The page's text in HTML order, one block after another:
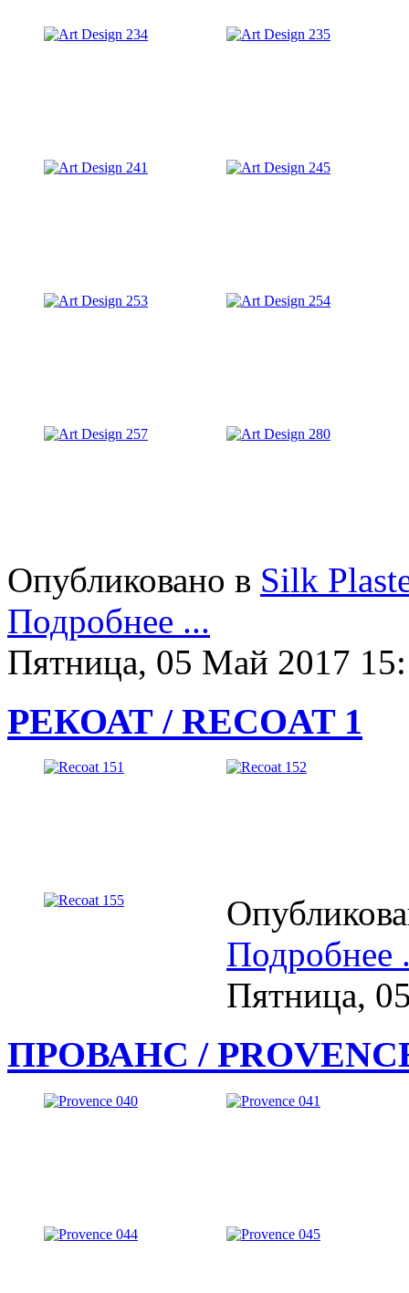
Опубликовано в Silk
Подробнее ...
Пятница, 05 Май 2017
РЕКОАТ / RECOAT 1
Подробнее
Пятница,
ПРОВАНС /